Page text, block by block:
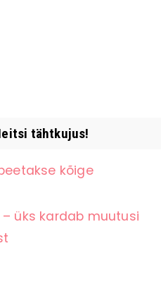
tähtkujus!
kõige
üks kardab muutusi